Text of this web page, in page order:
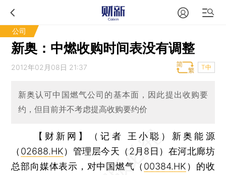
公司
新奥：中燃收购时间表没有调整
2012年02月08日 21:37 T中
新奥认可中国燃气公司的基本面，因此提出收购要
约，但目前并不考虑提高收购要约价
【财新网】（记者 王小聪） 新奥能源
（ 02688.HK）管理层今天（2月8日）在河北廊坊
总部向媒体表示，对中国燃气（ 00384.HK ）的收